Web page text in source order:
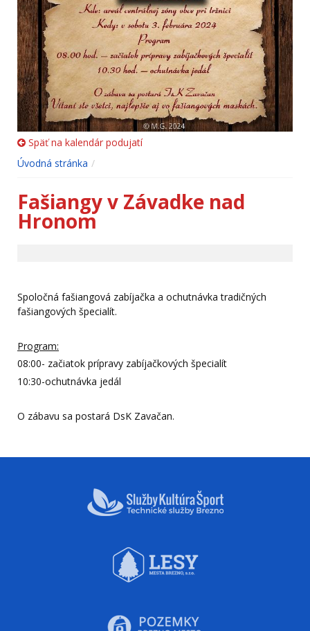
Späť na kalendár podujatí
Úvodná stránka
Fašiangy v Závadke nad
Hronom
Spoločná fašiangová zabíjačka a ochutnávka tradičných
fašiangových špecialít.
Program:
08:00- začiatok prípravy zabíjačkových špecialít
10:30-ochutnávka jedál
O zábavu sa postará DsK Zavačan.